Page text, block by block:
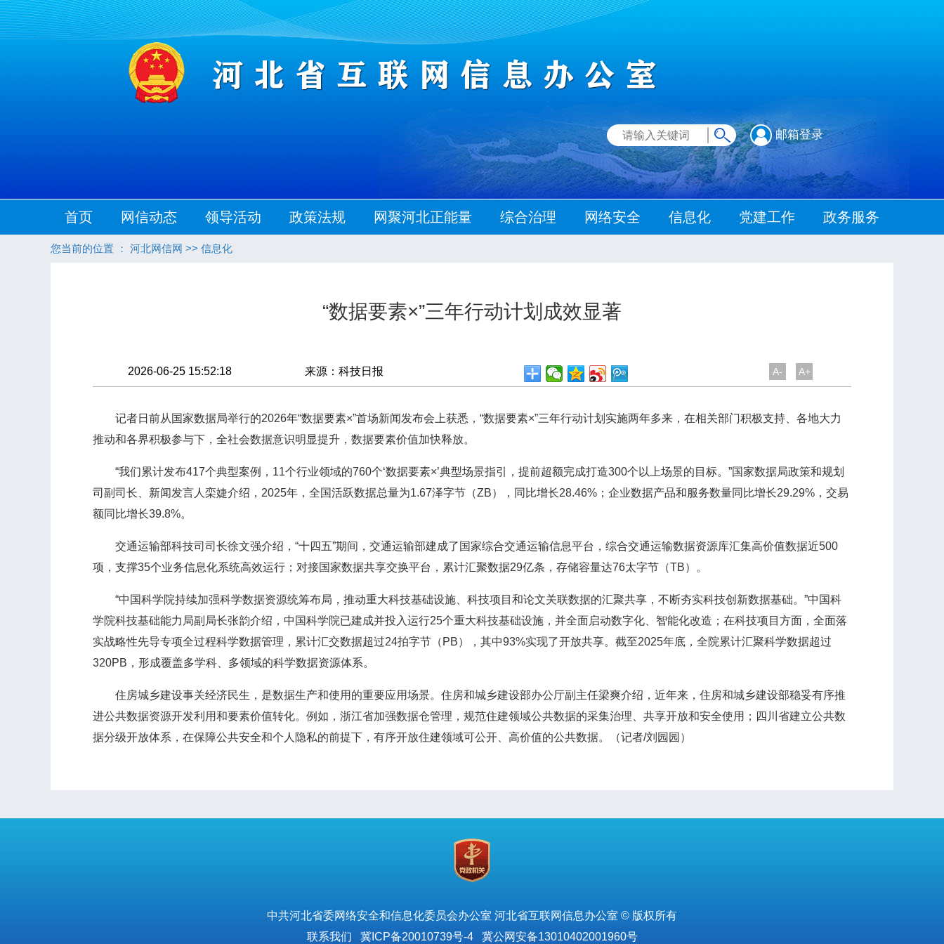
邮箱登录
首页 网信动态 领导活动 政策法规 网聚河北正能量 综合治理 网络安全 信息化 党建工作 政务服务
您当前的位置 ： 河北网信网 >> 信息化
“数据要素×”三年行动计划成效显著
2026-06-25 15:52:18 来源：科技日报 A- A+
记者日前从国家数据局举行的2026年“数据要素×”首场新闻发布会上获悉，“数据要素×”三年行动计划实施两年多来，在相关部门积极支持、各地大力
推动和各界积极参与下，全社会数据意识明显提升，数据要素价值加快释放。
“我们累计发布417个典型案例，11个行业领域的760个‘数据要素×’典型场景指引，提前超额完成打造300个以上场景的目标。”国家数据局政策和规划
司副司长、新闻发言人栾婕介绍，2025年，全国活跃数据总量为1.67泽字节（ZB），同比增长28.46%；企业数据产品和服务数量同比增长29.29%，交易
额同比增长39.8%。
交通运输部科技司司长徐文强介绍，“十四五”期间，交通运输部建成了国家综合交通运输信息平台，综合交通运输数据资源库汇集高价值数据近500
项，支撑35个业务信息化系统高效运行；对接国家数据共享交换平台，累计汇聚数据29亿条，存储容量达76太字节（TB）。
“中国科学院持续加强科学数据资源统筹布局，推动重大科技基础设施、科技项目和论文关联数据的汇聚共享，不断夯实科技创新数据基础。”中国科
学院科技基础能力局副局长张韵介绍，中国科学院已建成并投入运行25个重大科技基础设施，并全面启动数字化、智能化改造；在科技项目方面，全面落
实战略性先导专项全过程科学数据管理，累计汇交数据超过24拍字节（PB），其中93%实现了开放共享。截至2025年底，全院累计汇聚科学数据超过
320PB，形成覆盖多学科、多领域的科学数据资源体系。
住房城乡建设事关经济民生，是数据生产和使用的重要应用场景。住房和城乡建设部办公厅副主任梁爽介绍，近年来，住房和城乡建设部稳妥有序推
进公共数据资源开发利用和要素价值转化。例如，浙江省加强数据仓管理，规范住建领域公共数据的采集治理、共享开放和安全使用；四川省建立公共数
据分级开放体系，在保障公共安全和个人隐私的前提下，有序开放住建领域可公开、高价值的公共数据。（记者/刘园园）
中共河北省委网络安全和信息化委员会办公室 河北省互联网信息办公室 © 版权所有
联系我们
冀ICP备20010739号-4冀公网安备13010402001960号